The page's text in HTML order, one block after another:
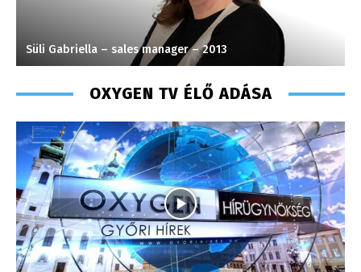
Süli Gabriella – sales manager – 2013
OXYGEN TV ÉLŐ ADÁSA